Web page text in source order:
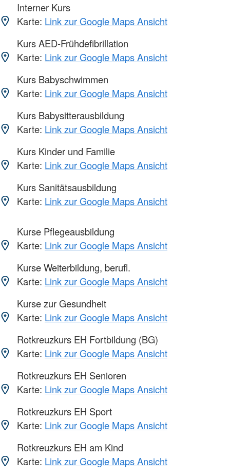
Interner Kurs
Karte: Link zur Google Maps Ansicht
Kurs AED-Frühdefibrillation
Karte: Link zur Google Maps Ansicht
Kurs Babyschwimmen
Karte: Link zur Google Maps Ansicht
Kurs Babysitterausbildung
Karte: Link zur Google Maps Ansicht
Kurs Kinder und Familie
Karte: Link zur Google Maps Ansicht
Kurs Sanitätsausbildung
Karte: Link zur Google Maps Ansicht
Kurse Pflegeausbildung
Karte: Link zur Google Maps Ansicht
Kurse Weiterbildung, berufl.
Karte: Link zur Google Maps Ansicht
Kurse zur Gesundheit
Karte: Link zur Google Maps Ansicht
Rotkreuzkurs EH Fortbildung (BG)
Karte: Link zur Google Maps Ansicht
Rotkreuzkurs EH Senioren
Karte: Link zur Google Maps Ansicht
Rotkreuzkurs EH Sport
Karte: Link zur Google Maps Ansicht
Rotkreuzkurs EH am Kind
Karte: Link zur Google Maps Ansicht